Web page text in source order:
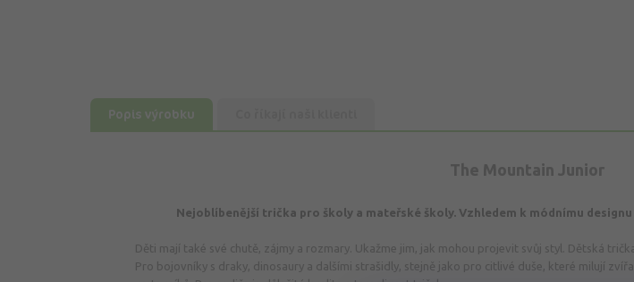
Popis výrobku
The Mountain Junior
Nejoblíbenější trička pro školy a mateřské školy. Vzhledem k módnímu
Děti mají také své chutě, zájmy a rozmary. Ukažme jim, jak mohou projevit svůj styl. Dětská
Pro bojovníky s draky, dinosaury a dalšími strašidly, stejně jako pro citlivé duše, které milují